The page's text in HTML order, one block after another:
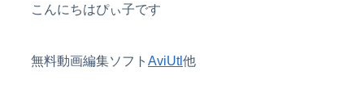
こんにちはぴぃ子です
無料動画編集ソフト AviUtl他